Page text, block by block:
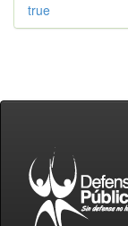
true